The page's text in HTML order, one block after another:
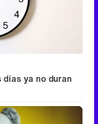
ya no duran